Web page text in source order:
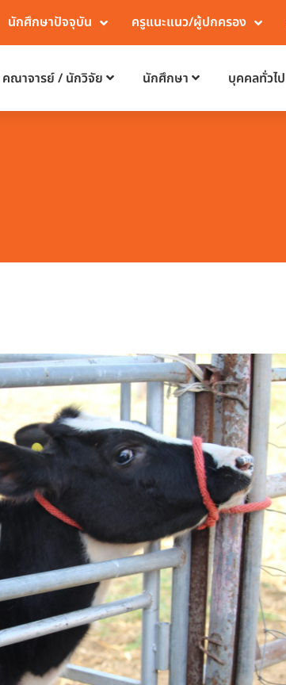
นักศึกษาปัจจุบัน ครูแนะแนว/ผู้ปกครอง
คณาจารย์ / นักวิจัย นักศึกษา บุคคลทั่วไป